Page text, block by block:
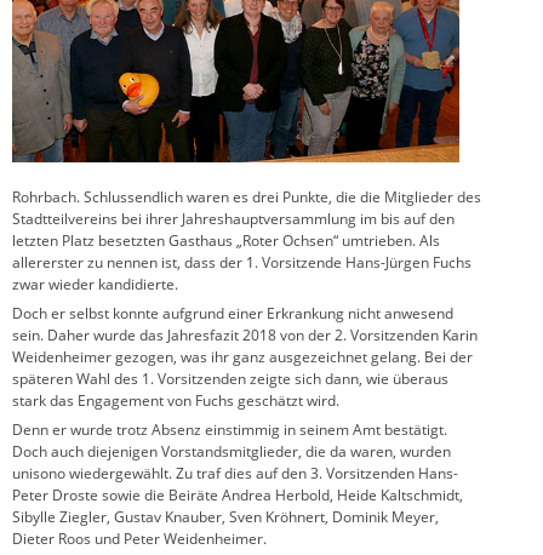
Rohrbach. Schlussendlich waren es drei Punkte, die die Mitglieder des
Stadtteilvereins bei ihrer Jahreshauptversammlung im bis auf den
letzten Platz besetzten Gasthaus „Roter Ochsen“ umtrieben. Als
allererster zu nennen ist, dass der 1. Vorsitzende Hans-Jürgen Fuchs
zwar wieder kandidierte.
Doch er selbst konnte aufgrund einer Erkrankung nicht anwesend
sein. Daher wurde das Jahresfazit 2018 von der 2. Vorsitzenden Karin
Weidenheimer gezogen, was ihr ganz ausgezeichnet gelang. Bei der
späteren Wahl des 1. Vorsitzenden zeigte sich dann, wie überaus
stark das Engagement von Fuchs geschätzt wird.
Denn er wurde trotz Absenz einstimmig in seinem Amt bestätigt.
Doch auch diejenigen Vorstandsmitglieder, die da waren, wurden
unisono wiedergewählt. Zu traf dies auf den 3. Vorsitzenden Hans-
Peter Droste sowie die Beiräte Andrea Herbold, Heide Kaltschmidt,
Sibylle Ziegler, Gustav Knauber, Sven Kröhnert, Dominik Meyer,
Dieter Roos und Peter Weidenheimer.